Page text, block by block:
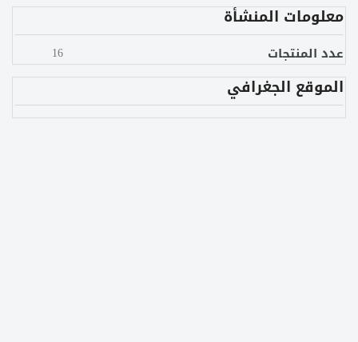
معلومات المنشأة
عدد المنتجات 16
الموقع الجغرافي